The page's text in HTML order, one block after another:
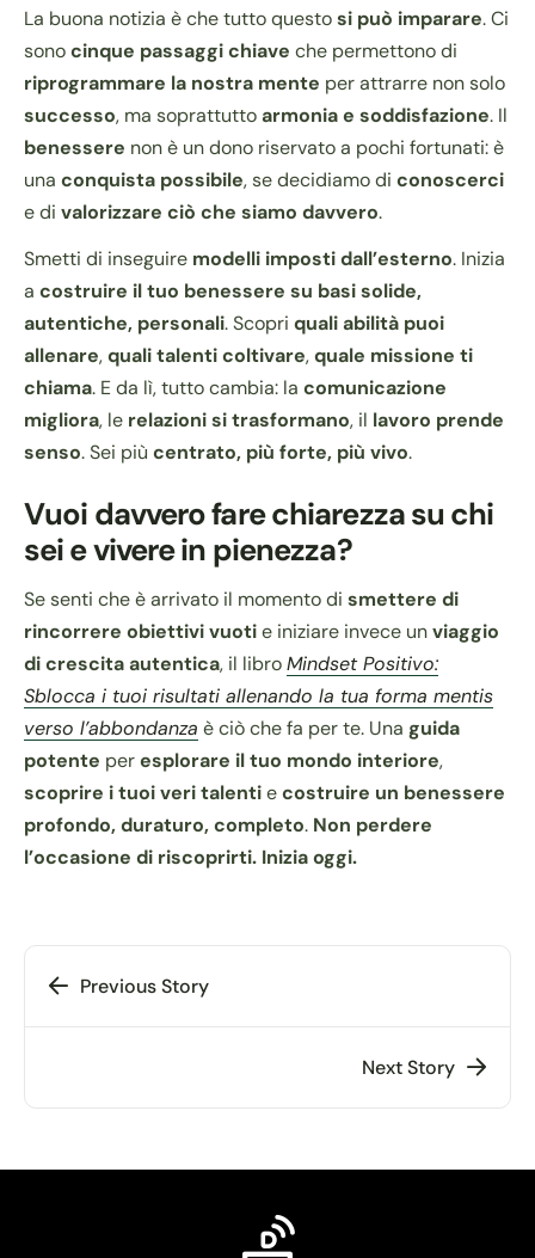
La buona notizia è che tutto questosi può imparare. Ci
sonocinque passaggi chiave che permettono di
riprogrammare la nostra mente per attrarre non solo
successo, ma soprattuttoarmonia e soddisfazione. Il
benessere non è un dono riservato a pochi fortunati: è
una conquista possibile, se decidiamo di conoscerci
e di valorizzare ciò che siamo davvero.
Smetti di inseguire modelli imposti dall’esterno. Inizia
a costruire il tuo benessere su basi solide,
autentiche, personali. Scopri quali abilità puoi
allenare,quali talenti coltivare,quale missione ti
chiama. E da lì, tutto cambia: la comunicazione
migliora, le relazioni si trasformano, il lavoro prende
senso. Sei più centrato, più forte, più vivo.
Vuoi davvero fare chiarezza su chi
sei e vivere in pienezza?
Se senti che è arrivato il momento di smettere di
rincorrere obiettivi vuotie iniziare invece unviaggio
di crescita autentica, il libroMindset Positivo:
Sblocca i tuoi risultati allenando la tua forma mentis
verso l’abbondanza è ciò che fa per te. Una guida
potente peresplorare il tuo mondo interiore,
scoprire i tuoi veri talentiecostruire un benessere
profondo, duraturo, completo. Non perdere
l’occasione di riscoprirti. Inizia oggi.
Previous Story
Next Story